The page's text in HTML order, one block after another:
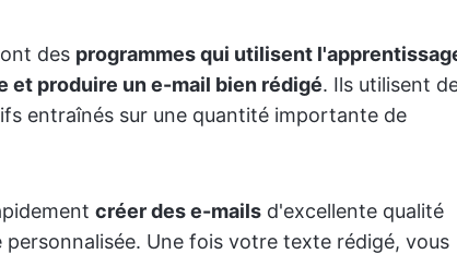
des programmes qui utilisent
et produire un e-mail bien rédigé. Ils utilisent
entraînés sur une quantité importante de
créer des e-mails d'excellente qualité
Une fois votre texte rédigé, vous